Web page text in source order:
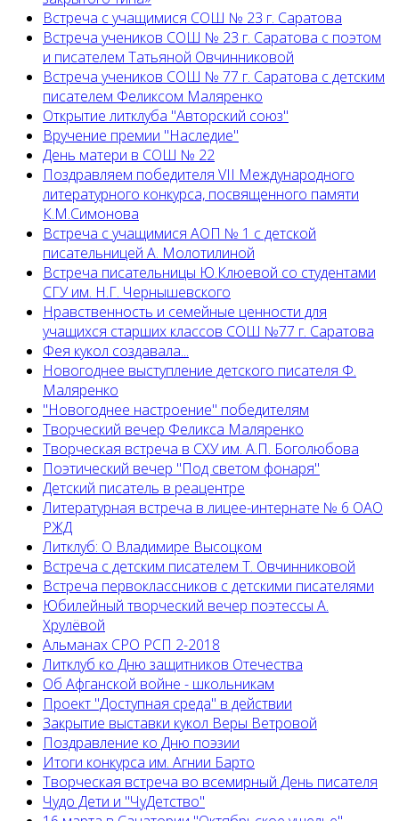
Встреча с учащимися СОШ № 23 г. Саратова
Встреча учеников СОШ № 23 г. Саратова с поэтом
и писателем Татьяной Овчинниковой
Встреча учеников СОШ № 77 г. Саратова с детским
писателем Феликсом Маляренко
Открытие литклуба "Авторский союз"
Вручение премии "Наследие"
День матери в СОШ № 22
Поздравляем победителя VII Международного
литературного конкурса, посвященного памяти
К.М.Симонова
Встреча с учащимися АОП № 1 с детской
писательницей А. Молотилиной
Встреча писательницы Ю.Клюевой со студентами
СГУ им. Н.Г. Чернышевского
Нравственность и семейные ценности для
учащихся старших классов СОШ №77 г. Саратова
Фея кукол создавала...
Новогоднее выступление детского писателя Ф.
Маляренко
"Новогоднее настроение" победителям
Творческий вечер Феликса Маляренко
Творческая встреча в СХУ им. А.П. Боголюбова
Поэтический вечер "Под светом фонаря"
Детский писатель в реацентре
Литературная встреча в лицее-интернате № 6 ОАО
РЖД
Литклуб: О Владимире Высоцком
Встреча с детским писателем Т. Овчинниковой
Встреча первоклассников с детскими писателями
Юбилейный творческий вечер поэтессы А.
Хрулёвой
Альманах СРО РСП 2-2018
Литклуб ко Дню защитников Отечества
Об Афганской войне - школьникам
Проект "Доступная среда" в действии
Закрытие выставки кукол Веры Ветровой
Поздравление ко Дню поэзии
Итоги конкурса им. Агнии Барто
Творческая встреча во всемирный День писателя
Чудо Дети и "ЧуДетство"